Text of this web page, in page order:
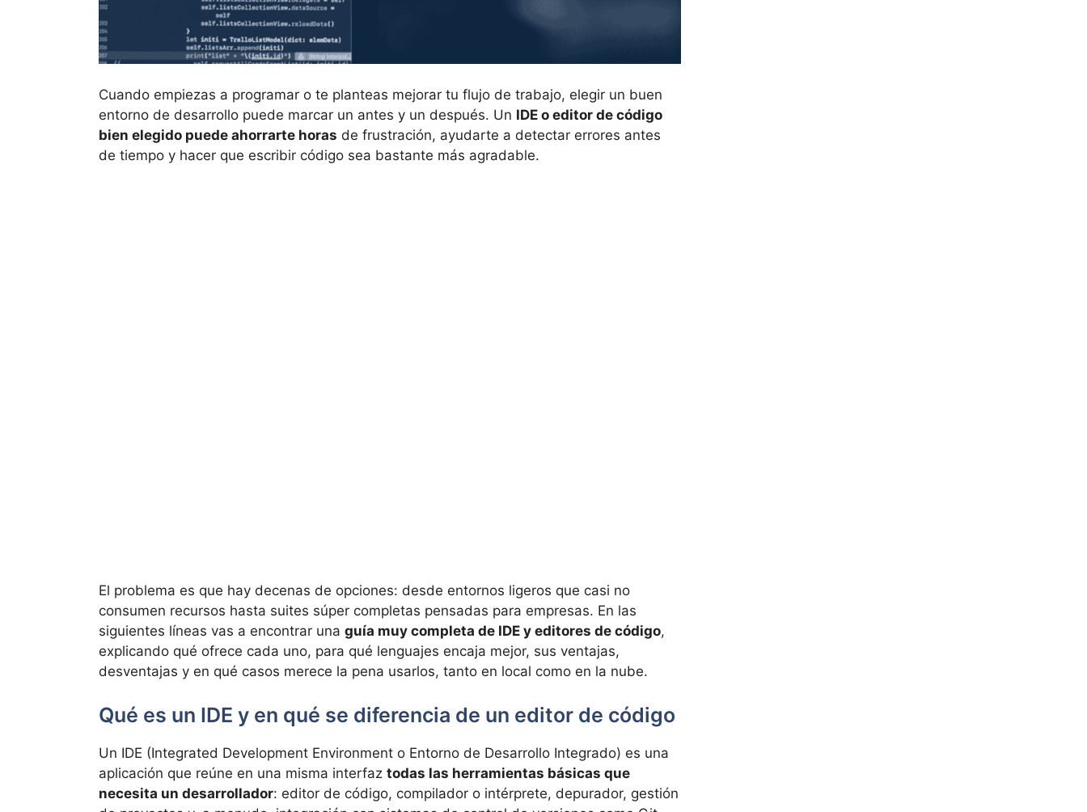
Cuando empiezas a programar o te planteas mejorar tu flujo de trabajo, elegir un buen
entorno de desarrollo puede marcar un antes y un después. Un IDE o editor de código
bien elegido puede ahorrarte horas de frustración, ayudarte a detectar errores antes
de tiempo y hacer que escribir código sea bastante más agradable.
El problema es que hay decenas de opciones: desde entornos ligeros que casi no
consumen recursos hasta suites súper completas pensadas para empresas. En las
siguientes líneas vas a encontrar una guía muy completa de IDE y editores de código,
explicando qué ofrece cada uno, para qué lenguajes encaja mejor, sus ventajas,
desventajas y en qué casos merece la pena usarlos, tanto en local como en la nube.
Qué es un IDE y en qué se diferencia de un editor de código
Un IDE (Integrated Development Environment o Entorno de Desarrollo Integrado) es una
aplicación que reúne en una misma interfaz todas las herramientas básicas que
necesita un desarrollador: editor de código, compilador o intérprete, depurador, gestión